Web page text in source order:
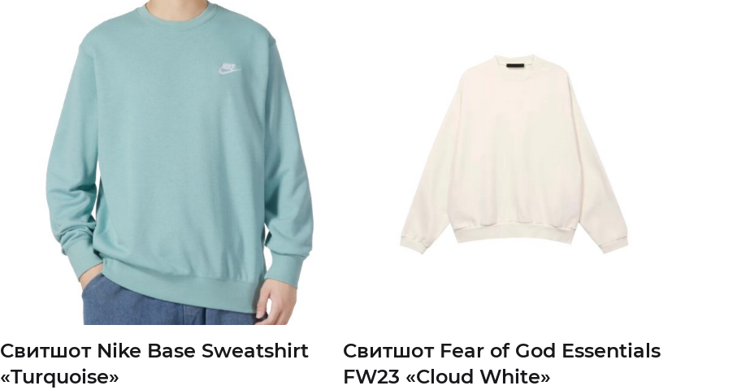
Свитшот Nike Base Sweatshirt
«Turquoise»
Свитшот Fear of God Essentials
FW23 «Cloud White»